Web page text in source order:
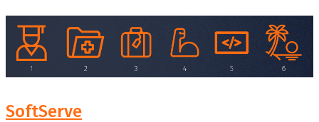
SoftServe